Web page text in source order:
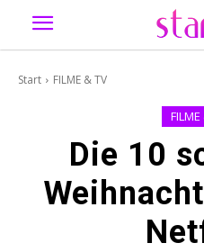
Start FILME & TV
Die 10